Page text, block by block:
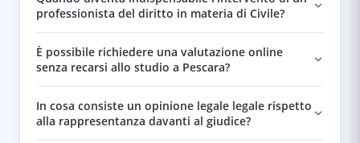
professionista del diritto in materia di Civile?
È possibile richiedere una valutazione online
senza recarsi allo studio a Pescara?
In cosa consiste un opinione legale legale rispetto
alla rappresentanza davanti al giudice?